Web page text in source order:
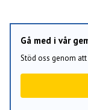
Gå med i vår
Stöd oss genom